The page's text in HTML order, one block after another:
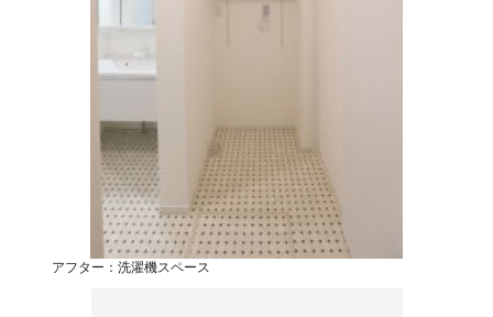
アフター：洗濯機スペース